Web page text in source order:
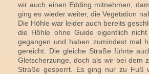
wir auch einen Edding mitnehmen,
ging es wieder weiter, die Vegetation
Die Höhle war leider auch bereits
die Höhle ohne Guide eigentlich
gegangen und haben zumindest mal
gereicht. Die gleiche Straße führte
Gletscherzunge, doch als wir bei dem
Straße gesperrt. Es ging nur zu Fuß